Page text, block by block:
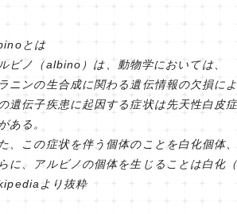
とは
ビノ（albino）は、動物学においては、
ニンの生合成に関わる遺伝情報の欠損に
遺伝子疾患に起因する症状は先天性白皮
ある。
、この症状を伴う個体のことを白化個体
に、アルビノの個体を生じることは白化
より抜粋